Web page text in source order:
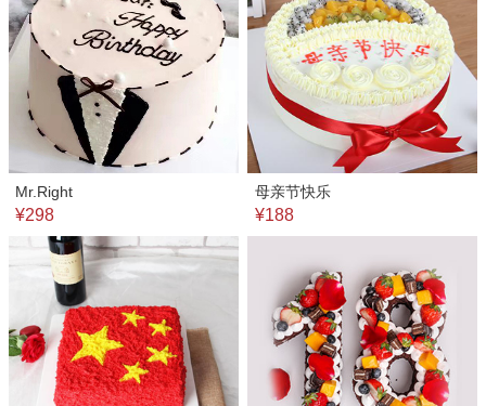
Mr.Right
¥298
母亲节快乐
¥188